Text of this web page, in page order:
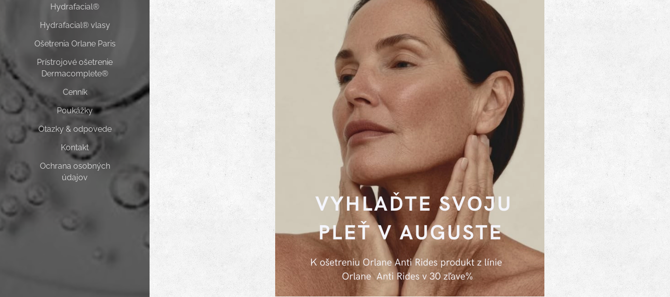
Hydrafacial®
Hydrafacial® vlasy
Ošetrenia Orlane Paris
Prístrojové ošetrenie
Dermacomplete®
Cenník
Poukážky
Otazky & odpovede
Kontakt
Ochrana osobných
údajov